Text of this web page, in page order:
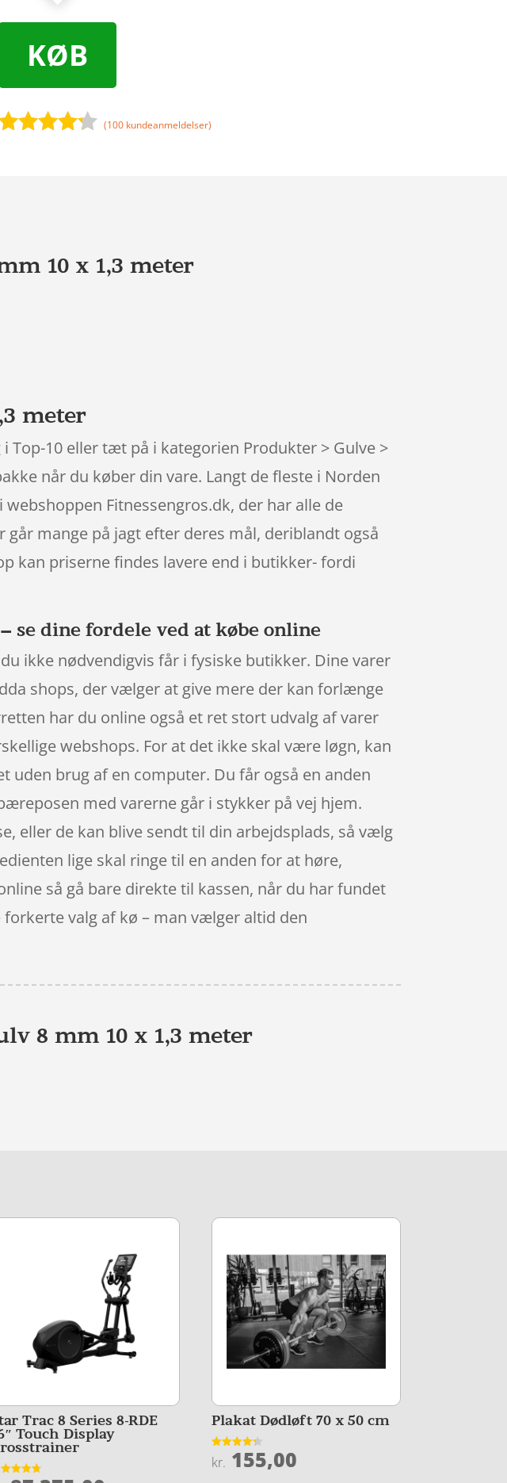
KØB
(100 kundeanmeldelser)
10 x 1,3 meter
meter
Top-10 eller tæt på i kategorien Produkter > Gulve >
når du køber din vare. Langt de fleste i Norden
Fitnessengros.dk, der har alle de
mange på jagt efter deres mål, deriblandt også
kan priserne findes lavere end i butikker- fordi
se dine fordele ved at købe online
ikke nødvendigvis får i fysiske butikker. Dine varer
shops, der vælger at give mere der kan forlænge
har du online også et ret stort udvalg af varer
webshops. For at det ikke skal være løgn, kan
uden brug af en computer. Du får også en anden
med varerne går i stykker på vej hjem.
eller de kan blive sendt til din arbejdsplads, så vælg
lige skal ringe til en anden for at høre,
så gå bare direkte til kassen, når du har fundet
valg af kø – man vælger altid den
8 mm 10 x 1,3 meter
Trac 8 Series 8-RDE
Touch Display
Plakat Dødløft 70 x 50 cm
Vurderet
4.3
kr. 155,00